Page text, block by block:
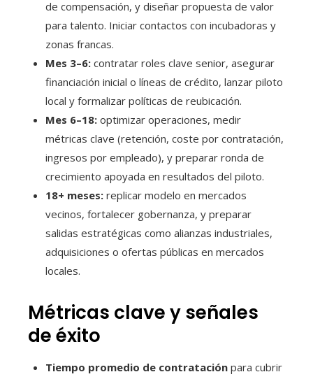
de compensación, y diseñar propuesta de valor
para talento. Iniciar contactos con incubadoras y
zonas francas.
Mes 3–6: contratar roles clave senior, asegurar
financiación inicial o líneas de crédito, lanzar piloto
local y formalizar políticas de reubicación.
Mes 6–18: optimizar operaciones, medir
métricas clave (retención, coste por contratación,
ingresos por empleado), y preparar ronda de
crecimiento apoyada en resultados del piloto.
18+ meses: replicar modelo en mercados
vecinos, fortalecer gobernanza, y preparar
salidas estratégicas como alianzas industriales,
adquisiciones o ofertas públicas en mercados
locales.
Métricas clave y señales
de éxito
Tiempo promedio de contratación para cubrir